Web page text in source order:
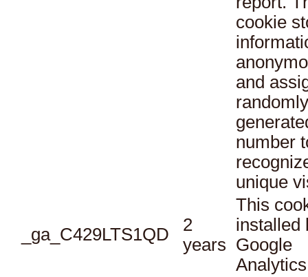
cookie
and
randomly
number
unique
_ga_C429LTS1QD
2
years
This
installed
Google